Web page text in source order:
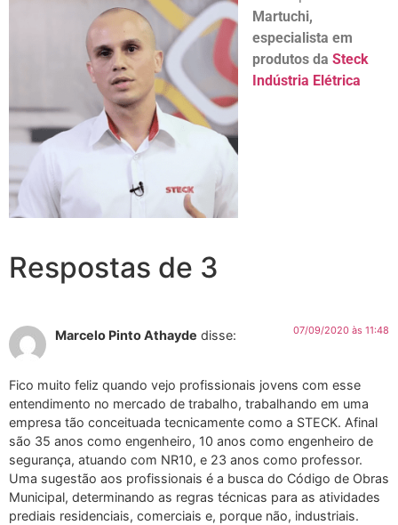
Martuchi,
especialista em
produtos da Steck
Indústria Elétrica
Respostas de 3
Marcelo Pinto Athayde disse: 07/09/2020 às 11:48
Fico muito feliz quando vejo profissionais jovens com esse
entendimento no mercado de trabalho, trabalhando em uma
empresa tão conceituada tecnicamente como a STECK. Afinal
são 35 anos como engenheiro, 10 anos como engenheiro de
segurança, atuando com NR10, e 23 anos como professor.
Uma sugestão aos profissionais é a busca do Código de Obras
Municipal, determinando as regras técnicas para as atividades
prediais residenciais, comerciais e, porque não, industriais.